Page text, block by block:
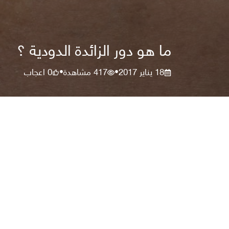
ما هو دور الزائدة الدودية ؟
18 يناير 2017 •
417مشاهدة•
0اعجاب